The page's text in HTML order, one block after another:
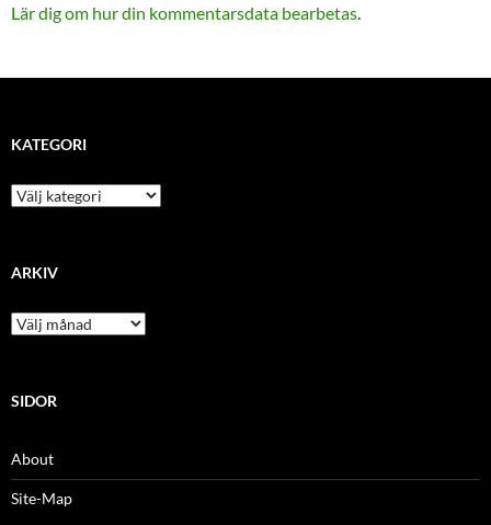
Lär dig om hur din kommentarsdata bearbetas
KATEGORI
kategori
ARKIV
arkiv
SIDOR
About
Site-Map